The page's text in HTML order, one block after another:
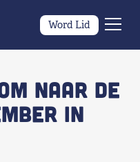
Word Lid
×
naar de
in